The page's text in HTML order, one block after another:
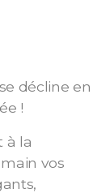
décline en
!
à la
vos